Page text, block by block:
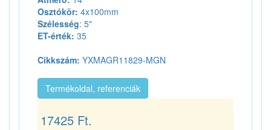
Osztókör: 4x100mm
Szélesség: 5"
ET-érték: 35
Cikkszám: YXMAGR11829-MGN
Termékoldal, referenciák
17425 Ft.